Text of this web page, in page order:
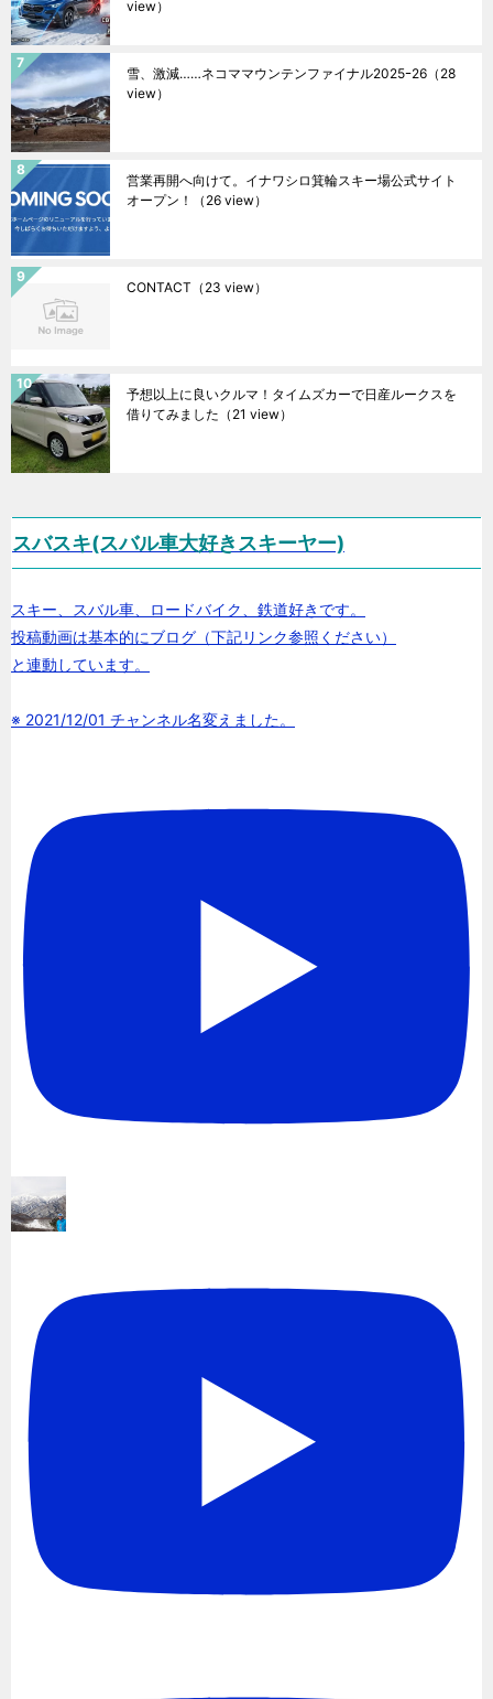
view）
雪、激減……ネコママウンテンファイナル2025ｰ26 （28
view）
営業再開へ向けて。イナワシロ箕輪スキー場公式サイト
オープン！
（26 view）
CONTACT （23 view）
予想以上に良いクルマ！タイムズカーで日産ルークスを
借りてみました （21 view）
スバスキ(スバル車大好きスキーヤー)
スキー、スバル車、ロードバイク、鉄道好きです。
投稿動画は基本的にブログ（下記リンク参照ください）
と連動しています。
※ 2021/12/01 チャンネル名変えました。